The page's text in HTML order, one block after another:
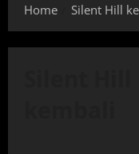
Home Silent Hill